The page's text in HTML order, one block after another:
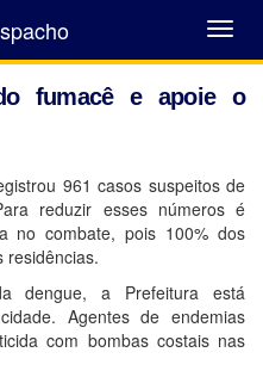
Abrir
Menu
fumacê e apoie o
961 casos suspeitos de
reduzir esses números é
no combate, pois 100% dos
residências.
dengue, a Prefeitura está
Agentes de endemias
com bombas costais nas